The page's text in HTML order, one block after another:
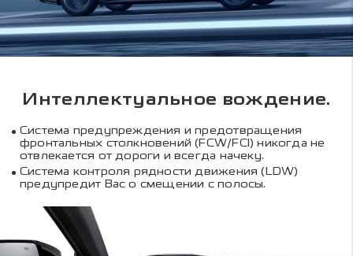
Интеллектуальное вождение.
Система предупреждения и предотвращения
фронтальных столкновений (FCW/FCI) никогда не
отвлекается от дороги и всегда начеку.
Система контроля рядности движения (LDW)
предупредит Вас о смещении с полосы.